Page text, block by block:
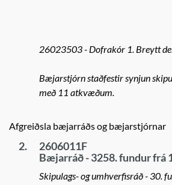
26023503 - Dofrakór 1. Breytt
Bæjarstjórn staðfestir synjun
með 11 atkvæðum.
Afgreiðsla bæjarráðs og bæjarstjórnar
2.
2606011F
Bæjarráð - 3258. fundur frá
Skipulags- og umhverfisráð - 30.